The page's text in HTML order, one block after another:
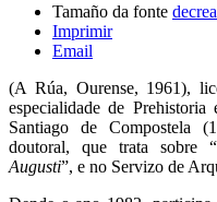
Tamaño da fonte
Imprimir
Email
(A Rúa, Ourense, 1961),
especialidade de
Santiago de Compostela
doutoral, que trata sobre
Augusti”, e no Servizo de